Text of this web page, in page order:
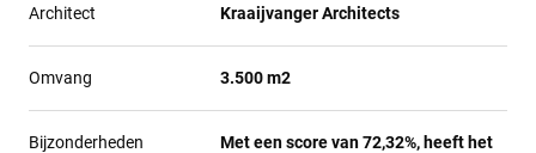
Architect Kraaijvanger Architects
Omvang 3.500 m2
Bijzonderheden
Met een score van 72,32%, heeft het